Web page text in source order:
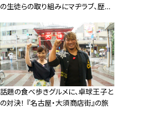
の生徒らの取り組みにマヂラブ、歴史
話題の食べ歩きグルメに、卓球王子と
の対決！ 『名古屋・大須商店街』の旅